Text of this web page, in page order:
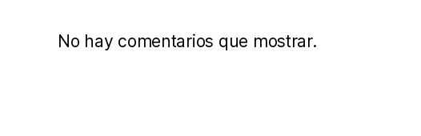
No hay comentarios que mostrar.